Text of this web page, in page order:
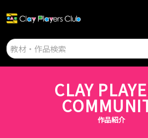
CLAY
作品紹介